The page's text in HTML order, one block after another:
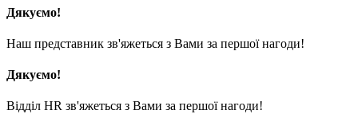
Дякуємо!
Наш представник зв'яжеться з Вами за першої нагоди!
Дякуємо!
Відділ HR зв'яжеться з Вами за першої нагоди!